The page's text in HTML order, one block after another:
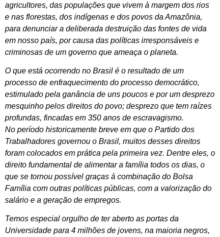
agricultores, das populações que vivem à margem dos rios
e nas florestas, dos indígenas e dos povos da Amazônia,
para denunciar a deliberada destruição das fontes de vida
em nosso país, por causa das políticas irresponsáveis e
criminosas de um governo que ameaça o planeta.
O que está ocorrendo no Brasil é o resultado de um
processo de enfraquecimento do processo democrático,
estimulado pela ganância de uns poucos e por um desprezo
mesquinho pelos direitos do povo; desprezo que tem raízes
profundas, fincadas em 350 anos de escravagismo.
No período historicamente breve em que o Partido dos
Trabalhadores governou o Brasil, muitos desses direitos
foram colocados em prática pela primeira vez. Dentre eles, o
direito fundamental de alimentar a família todos os dias, o
que se tornou possível graças à combinação do Bolsa
Família com outras políticas públicas, com a valorização do
salário e a geração de empregos.
Temos especial orgulho de ter aberto as portas da
Universidade para 4 milhões de jovens, na maioria negros,